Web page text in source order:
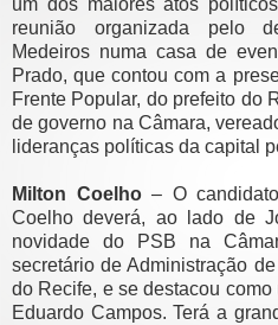
um dos maiores atos
reunião organizada pelo
Medeiros numa casa de
Prado, que contou com a
Frente Popular, do prefeito do
de governo na Câmara,
lideranças políticas da capital
Milton Coelho– O
Coelho deverá, ao lado de
novidade do PSB na
secretário de Administração
do Recife, e se destacou
Eduardo Campos. Terá a